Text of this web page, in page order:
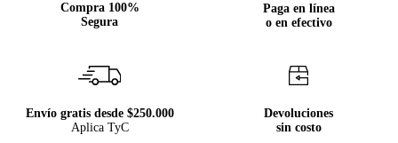
Compra 100%
Segura
Paga en línea
o en efectivo
Envío gratis desde $250.000
Aplica TyC
Devoluciones
sin costo